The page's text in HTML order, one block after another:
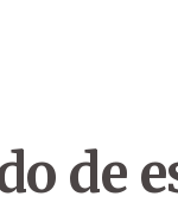
de